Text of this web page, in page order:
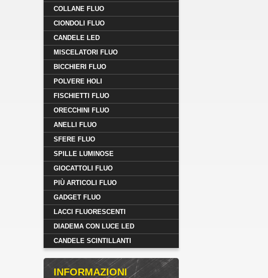
COLLANE FLUO
CIONDOLI FLUO
CANDELE LED
MISCELATORI FLUO
BICCHIERI FLUO
POLVERE HOLI
FISCHIETTI FLUO
ORECCHINI FLUO
ANELLI FLUO
SFERE FLUO
SPILLE LUMINOSE
GIOCATTOLI FLUO
PIÙ ARTICOLI FLUO
GADGET FLUO
LACCI FLUORESCENTI
DIADEMA CON LUCE LED
CANDELE SCINTILLANTI
INFORMAZIONI